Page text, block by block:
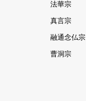
法華宗
真言宗
融通念仏宗
曹洞宗